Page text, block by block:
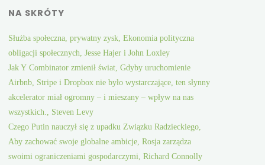
NA SKRÓTY
Służba społeczna, prywatny zysk, Ekonomia polityczna
obligacji społecznych, Jesse Hajer i John Loxley
Jak Y Combinator zmienił świat, Gdyby uruchomienie
Airbnb, Stripe i Dropbox nie było wystarczające, ten słynny
akcelerator miał ogromny – i mieszany – wpływ na nas
wszystkich., Steven Levy
Czego Putin nauczył się z upadku Związku Radzieckiego,
Aby zachować swoje globalne ambicje, Rosja zarządza
swoimi ograniczeniami gospodarczymi, Richard Connolly